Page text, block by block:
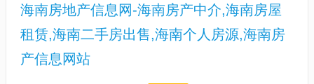
海南房地产信息网-海南房产中介,海南房屋
租赁,海南二手房出售,海南个人房源,海南房
产信息网站